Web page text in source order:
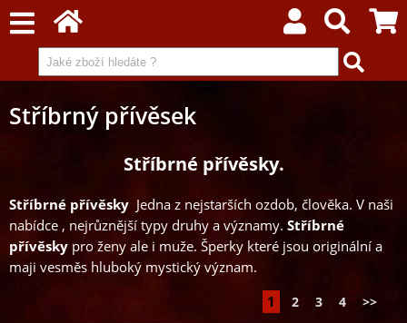
Stříbrný přívěsek
Stříbrné přívěsky.
Stříbrné přívěsky Jedna z nejstarších ozdob, člověka. V naši
nabídce , nejrůznější typy druhy a významy. Stříbrné
přívěsky pro ženy ale i muže. Šperky které jsou originální a
maji vesměs hluboký mystický význam.
1
2 3 4 >>